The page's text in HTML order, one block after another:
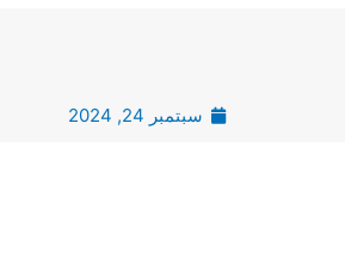
سبتمبر 24, 2024